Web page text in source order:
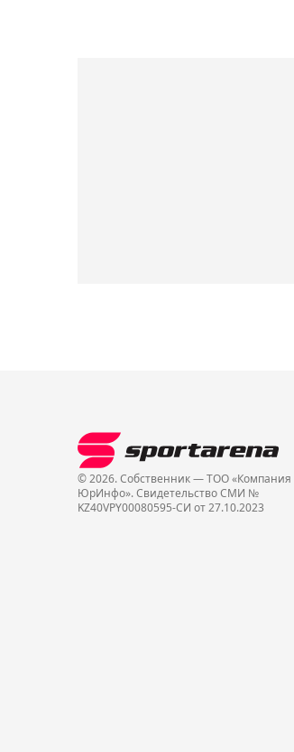
© 2026. Собственник — ТОО «Компания
ЮрИнфо». Cвидетельство СМИ №
KZ40VPY00080595-СИ от 27.10.2023